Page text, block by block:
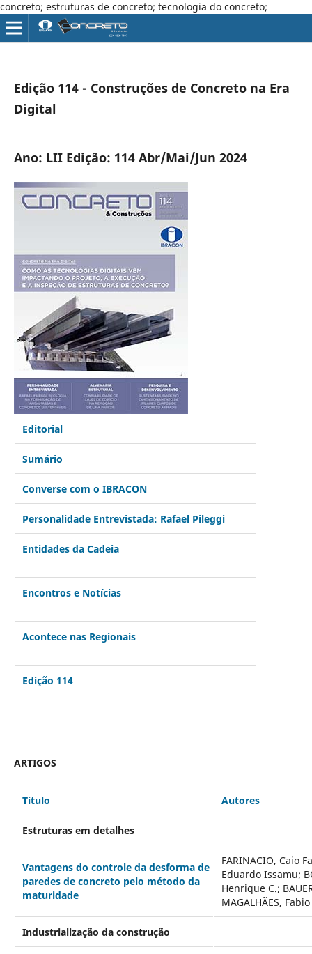
concreto; estruturas de concreto; tecnologia do concreto;
Edição 114 - Construções de Concreto na Era
Digital
Ano: LII Edição: 114 Abr/Mai/Jun 2024
Editorial
Sumário
Converse com o IBRACON
Personalidade Entrevistada: Rafael Pileggi
Entidades da Cadeia
Encontros e Notícias
Acontece nas Regionais
Edição 114
ARTIGOS
Título Autores
Estruturas em detalhes
Vantagens do controle da desforma de
paredes de concreto pelo método da
maturidade
FARINACIO, Caio
Eduardo Issamu;
Henrique C.;
MAGALHÃES,
Industrialização da construção